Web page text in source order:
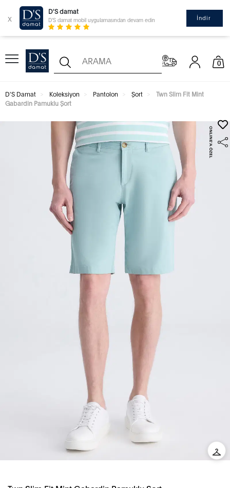
x
D'S damat
D'S damat mobil uygulamasından devam edin İndir
0
D'S Damat Koleksiyon Pantolon Şort
Twn Slim Fit Mint
Gabardin Pamuklu Şort